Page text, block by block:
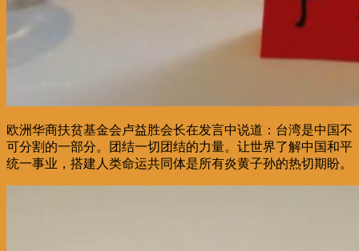
欧洲华商扶贫基金会卢益胜会长在发言中说道：台湾是中国不
可分割的一部分。团结一切团结的力量。让世界了解中国和平
统一事业，搭建人类命运共同体是所有炎黄子孙的热切期盼。